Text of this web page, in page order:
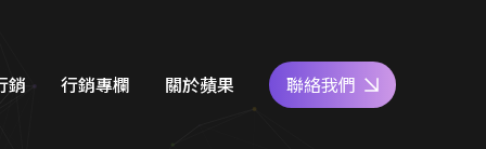
銷 行銷專欄 關於蘋果 聯絡我們